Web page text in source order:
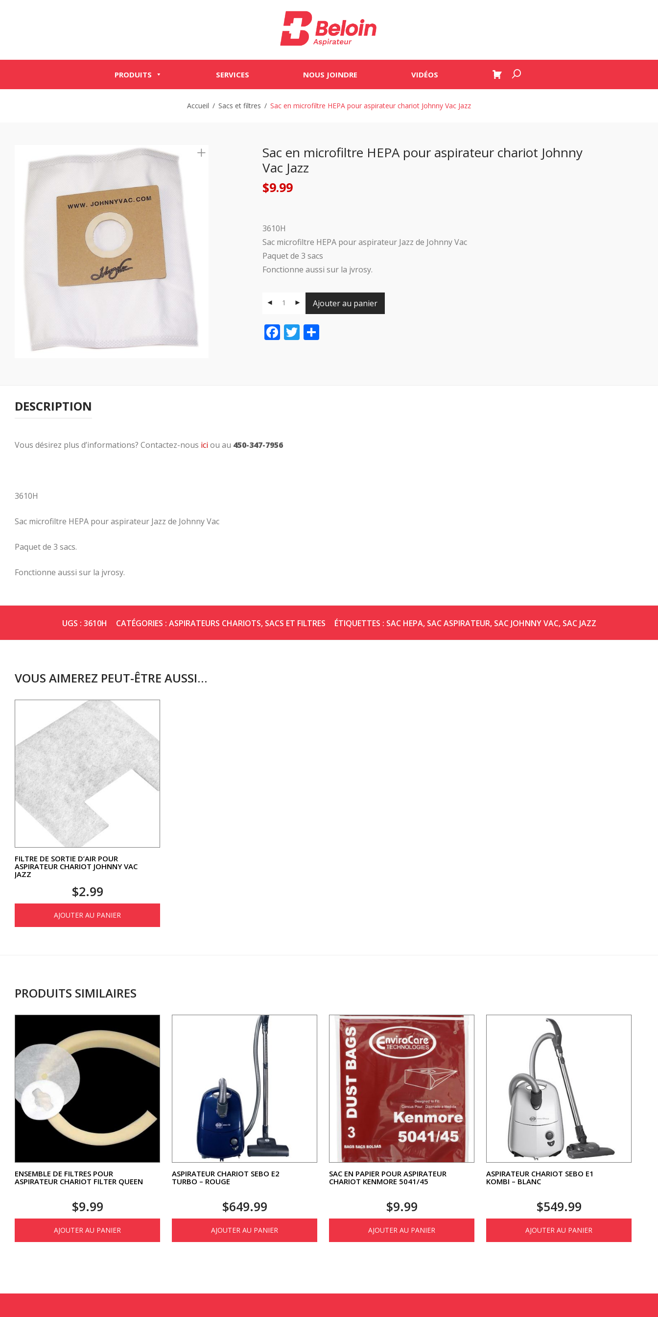
PRODUITS SERVICES NOUS JOINDRE VIDÉOS
Accueil / Sacs et filtres / Sac en microfiltre HEPA pour aspirateur chariot Johnny Vac Jazz
Sac en microfiltre HEPA pour aspirateur chariot Johnny
Vac Jazz
$9.99
3610H
Sac microfiltre HEPA pour aspirateur Jazz de Johnny Vac
Paquet de 3 sacs
Fonctionne aussi sur la jvrosy.
Ajouter au panier
Facebook
Twitter
Share
DESCRIPTION
Vous désirez plus d’informations? Contactez-nous ici ou au 450-347-7956
3610H
Sac microfiltre HEPA pour aspirateur Jazz de Johnny Vac
Paquet de 3 sacs.
Fonctionne aussi sur la jvrosy.
UGS : 3610H CATÉGORIES : ASPIRATEURS CHARIOTS, SACS ET FILTRES ÉTIQUETTES : SAC HEPA, SAC ASPIRATEUR, SAC JOHNNY VAC, SAC JAZZ
VOUS AIMEREZ PEUT-ÊTRE AUSSI…
FILTRE DE SORTIE D’AIR POUR
ASPIRATEUR CHARIOT JOHNNY VAC
JAZZ
$2.99
AJOUTER AU PANIER
PRODUITS SIMILAIRES
ENSEMBLE DE FILTRES POUR
ASPIRATEUR CHARIOT FILTER QUEEN
$9.99
AJOUTER AU PANIER
ASPIRATEUR CHARIOT SEBO E2
TURBO – ROUGE
$649.99
AJOUTER AU PANIER
SAC EN PAPIER POUR ASPIRATEUR
CHARIOT KENMORE 5041/45
$9.99
AJOUTER AU PANIER
ASPIRATEUR CHARIOT SEBO E1
KOMBI – BLANC
$549.99
AJOUTER AU PANIER